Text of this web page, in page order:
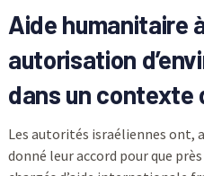
Aide humanitaire
autorisation
dans un contexte
Les autorités israéliennes ont,
donné leur accord pour que